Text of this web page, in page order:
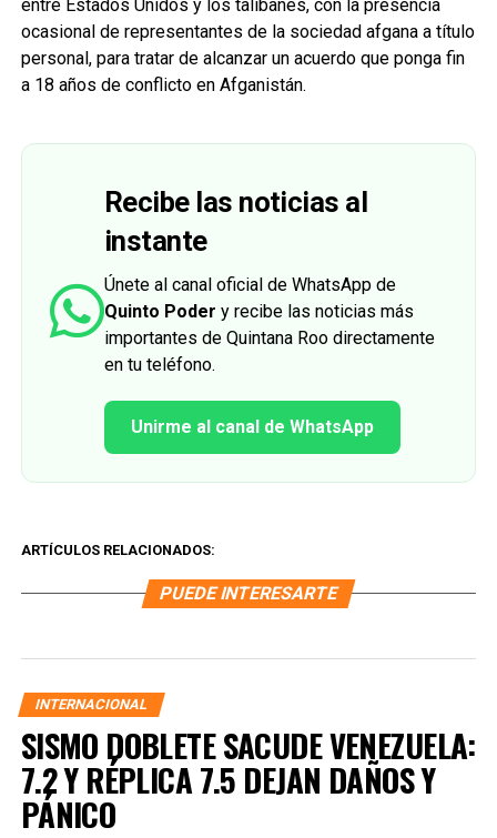
entre Estados Unidos y los talibanes, con la presencia
ocasional de representantes de la sociedad afgana a título
personal, para tratar de alcanzar un acuerdo que ponga fin
a 18 años de conflicto en Afganistán.
Recibe las noticias al
instante
Únete al canal oficial de WhatsApp de
Quinto Poder y recibe las noticias más
importantes de Quintana Roo directamente
en tu teléfono.
Unirme al canal de WhatsApp
ARTÍCULOS RELACIONADOS:
PUEDE INTERESARTE
INTERNACIONAL
SISMO DOBLETE SACUDE VENEZUELA:
7.2 Y RÉPLICA 7.5 DEJAN DAÑOS Y
PÁNICO